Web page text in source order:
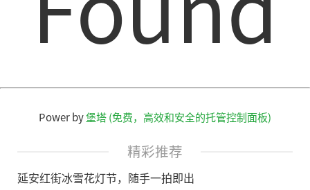
Power by堡塔 (免费，高效和安全的托管控制面板)
精彩推荐
延安红街冰雪花灯节，随手一拍即出